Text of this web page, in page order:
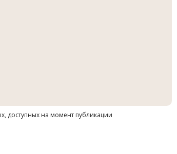
доступных на момент публикации